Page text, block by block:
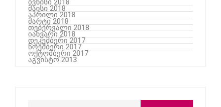
ივნისი 2018
მაისი 2018
აპრილი 2018
მარტი 2018
თებერვალი 2018
იანვარი 2018
დეკემბერი 2017
ნოემბერი 2017
ოქტომბერი 2017
აგვისტო 2013